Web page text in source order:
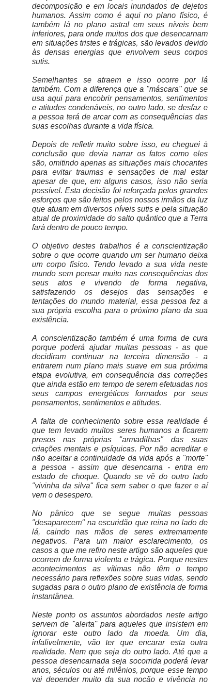
decomposição e em locais inundados de dejetos
humanos. Assim como é aqui no plano físico, é
também lá no plano astral em seus níveis bem
inferiores, para onde muitos dos que desencarnam
em situações tristes e trágicas, são levados devido
às densas energias que envolvem seus corpos
sutis.
Semelhantes se atraem e isso ocorre por lá
também. Com a diferença que a "máscara" que se
usa aqui para encobrir pensamentos, sentimentos
e atitudes condenáveis, no outro lado, se desfaz e
a pessoa terá de arcar com as consequências das
suas escolhas durante a vida física.
Depois de refletir muito sobre isso, eu cheguei à
conclusão que devia narrar os fatos como eles
são, omitindo apenas as situações mais chocantes
para evitar traumas e sensações de mal estar
apesar de que, em alguns casos, isso não seria
possível. Esta decisão foi reforçada pelos grandes
esforços que são feitos pelos nossos irmãos da luz
que atuam em diversos níveis sutis e pela situação
atual de proximidade do salto quântico que a Terra
fará dentro de pouco tempo.
O objetivo destes trabalhos é a conscientização
sobre o que ocorre quando um ser humano deixa
um corpo físico. Tendo levado a sua vida neste
mundo sem pensar muito nas consequências dos
seus atos e vivendo de forma negativa,
satisfazendo os desejos das sensações e
tentações do mundo material, essa pessoa fez a
sua própria escolha para o próximo plano da sua
existência.
A conscientização também é uma forma de cura
porque poderá ajudar muitas pessoas - as que
decidiram continuar na terceira dimensão - a
entrarem num plano mais suave em sua próxima
etapa evolutiva, em consequência das correções
que ainda estão em tempo de serem efetuadas nos
seus campos energéticos formados por seus
pensamentos, sentimentos e atitudes.
A falta de conhecimento sobre essa realidade é
que tem levado muitos seres humanos a ficarem
presos nas próprias "armadilhas" das suas
criações mentais e psíquicas. Por não acreditar e
não aceitar a continuidade da vida após a "morte"
a pessoa - assim que desencarna - entra em
estado de choque. Quando se vê do outro lado
"vivinha da silva" fica sem saber o que fazer e aí
vem o desespero.
No pânico que se segue muitas pessoas
"desaparecem" na escuridão que reina no lado de
lá, caindo nas mãos de seres extremamente
negativos. Para um maior esclarecimento, os
casos a que me refiro neste artigo são aqueles que
ocorrem de forma violenta e trágica. Porque nestes
acontecimentos as vítimas não têm o tempo
necessário para reflexões sobre suas vidas, sendo
sugadas para o outro plano de existência de forma
instantânea.
Neste ponto os assuntos abordados neste artigo
servem de "alerta" para aqueles que insistem em
ignorar este outro lado da moeda. Um dia,
infalivelmente, vão ter que encarar esta outra
realidade. Nem que seja do outro lado. Até que a
pessoa desencarnada seja socorrida poderá levar
anos, séculos ou até milênios, porque esse tempo
vai depender muito da sua noção e vivência no